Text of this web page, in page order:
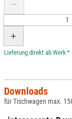
*
Downloads
für Tischwagen max.